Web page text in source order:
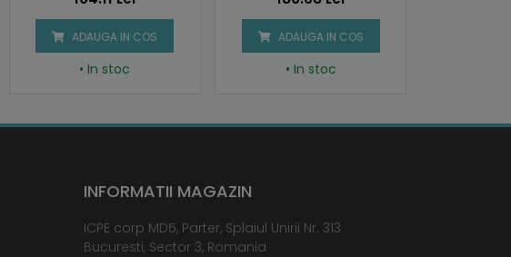
LUMINA CALDA
3000K, IP65
ADAUGA IN COS
• In stoc
3000K
ADAUGA IN COS
• In stoc
INFORMATII MAGAZIN
ICPE corp MD5, Parter, Splaiul Unirii Nr. 313
Bucuresti, Sector 3, Romania